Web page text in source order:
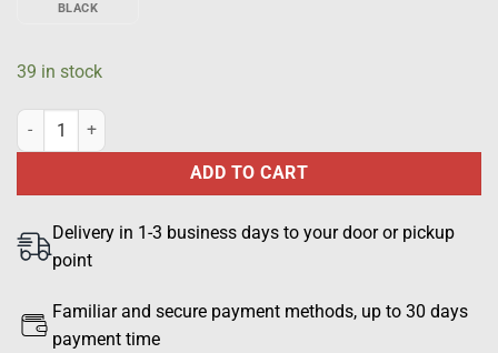
BLACK
39 in stock
Gorka suspenders, NATO green quantity
ADD TO CART
Delivery in 1-3 business days to your door or pickup
point
Familiar and secure payment methods, up to 30 days
payment time